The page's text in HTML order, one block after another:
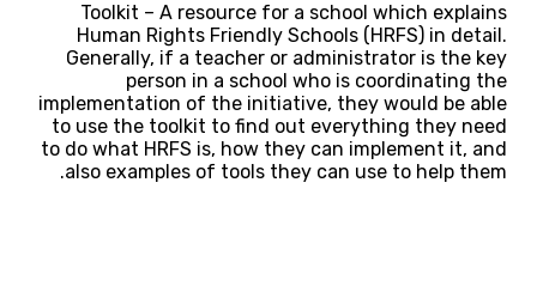
Toolkit – A resource for a school which explains
Human Rights Friendly Schools (HRFS) in detail.
Generally, if a teacher or administrator is the key
person in a school who is coordinating the
implementation of the initiative, they would be able
to use the toolkit to find out everything they need
to do what HRFS is, how they can implement it, and
also examples of tools they can use to help them.